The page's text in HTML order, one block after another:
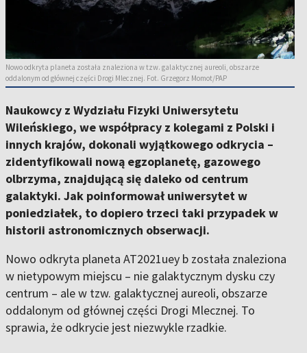
Nowo odkryta planeta została znaleziona w tzw. galaktycznej aureoli, obszarze
oddalonym od głównej części Drogi Mlecznej. Fot. Grzegorz Momot/PAP
Naukowcy z Wydziału Fizyki Uniwersytetu
Wileńskiego, we współpracy z kolegami z Polski i
innych krajów, dokonali wyjątkowego odkrycia –
zidentyfikowali nową egzoplanetę, gazowego
olbrzyma, znajdującą się daleko od centrum
galaktyki. Jak poinformował uniwersytet w
poniedziałek, to dopiero trzeci taki przypadek w
historii astronomicznych obserwacji.
Nowo odkryta planeta AT2021uey b została znaleziona
w nietypowym miejscu – nie galaktycznym dysku czy
centrum – ale w tzw. galaktycznej aureoli, obszarze
oddalonym od głównej części Drogi Mlecznej. To
sprawia, że odkrycie jest niezwykle rzadkie.